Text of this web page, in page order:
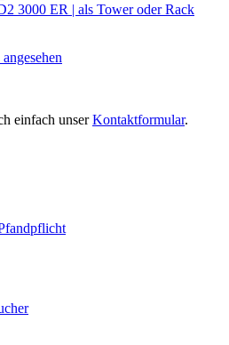
3000 ER | als Tower oder Rack
einfach unserKontaktformular.